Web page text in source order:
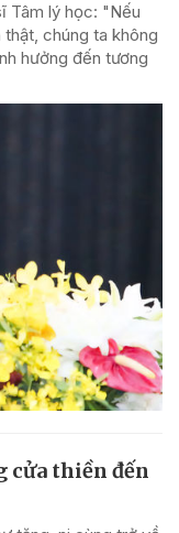
Tâm lý học: "Nếu
chúng ta không
hưởng đến tương
cửa thiền đến